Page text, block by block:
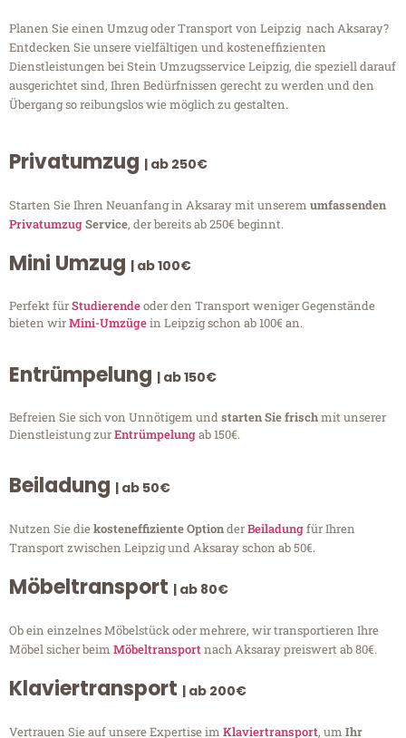
Planen Sie einen Umzug oder Transport von Leipzig nach Aksaray?
Entdecken Sie unsere vielfältigen und kosteneffizienten
Dienstleistungen bei Stein Umzugsservice Leipzig, die speziell darauf
ausgerichtet sind, Ihren Bedürfnissen gerecht zu werden und den
Übergang so reibungslos wie möglich zu gestalten.
Privatumzug | ab 250€
Starten Sie Ihren Neuanfang in Aksaray mit unserem umfassenden
PrivatumzugService, der bereits ab 250€ beginnt.
Mini Umzug | ab 100€
Perfekt fürStudierendeoder den Transport weniger Gegenstände
bieten wirMini-Umzügein Leipzig schon ab 100€ an.
Entrümpelung | ab 150€
Befreien Sie sich von Unnötigem undstarten Sie frischmit unserer
Dienstleistung zurEntrümpelungab 150€.
Beiladung | ab 50€
Nutzen Sie diekosteneffiziente OptionderBeiladungfür Ihren
Transport zwischen Leipzig und Aksaray schon ab 50€.
Möbeltransport | ab 80€
Ob ein einzelnes Möbelstück oder mehrere, wir transportieren Ihre
Möbel sicher beim Möbeltransportnach Aksaray preiswert ab 80€.
Klaviertransport | ab 200€
Vertrauen Sie auf unsere Expertise im Klaviertransport, um Ihr